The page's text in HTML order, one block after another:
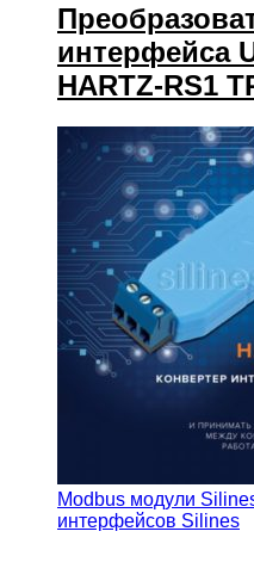
интерфейса
HARTZ-RS1
Modbus модули
интерфейсов Silines